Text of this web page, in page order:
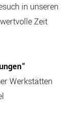
in unseren
Zeit
Werkstätten